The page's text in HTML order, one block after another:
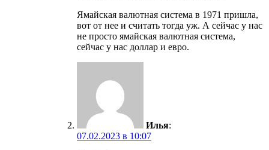
Ямайская валютная система в 1971 пришла,
вот от нее и считать тогда уж. А сейчас у нас
не просто ямайская валютная система,
сейчас у нас доллар и евро.
Илья:
07.02.2023 в 10:07